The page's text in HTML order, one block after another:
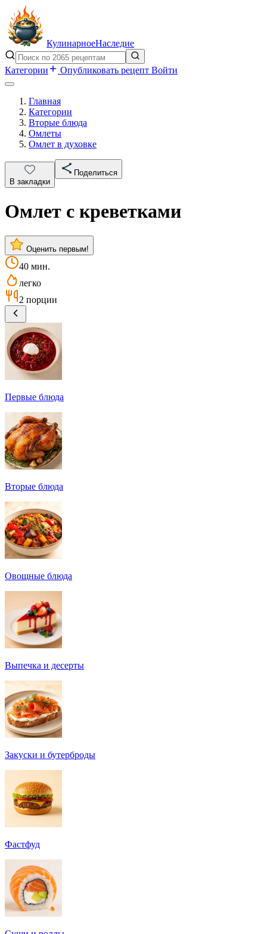
КулинарноеНаследие
Категории Опубликовать рецепт Войти
Главная
Категории
Вторые блюда
Омлеты
Омлет в духовке
В закладки
Поделиться
Омлет с креветками
Оценить первым!
40 мин.
легко
2 порции
Первые блюда
Вторые блюда
Овощные блюда
Выпечка и десерты
Закуски и бутерброды
Фастфуд